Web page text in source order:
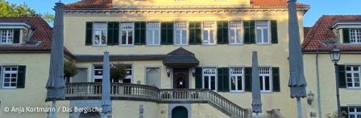
© Anja Kortmann / Das Bergische